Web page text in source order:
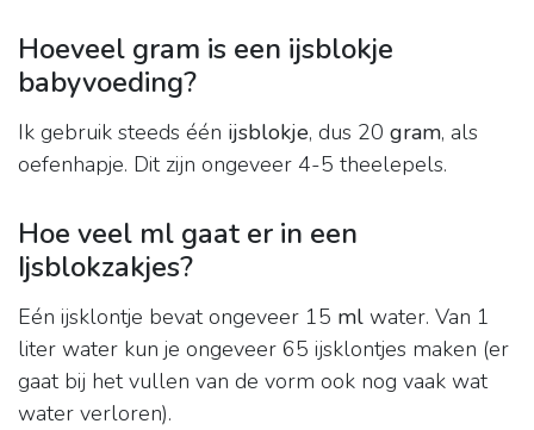
Hoeveel gram is een ijsblokje
babyvoeding?
Ik gebruik steeds één ijsblokje, dus 20 gram, als
oefenhapje. Dit zijn ongeveer 4-5 theelepels.
Hoe veel ml gaat er in een
Ijsblokzakjes?
Eén ijsklontje bevat ongeveer 15 ml water. Van 1
liter water kun je ongeveer 65 ijsklontjes maken (er
gaat bij het vullen van de vorm ook nog vaak wat
water verloren).